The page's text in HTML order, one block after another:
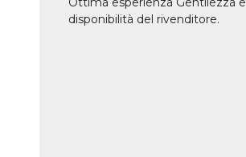
disponibilità del rivenditore.